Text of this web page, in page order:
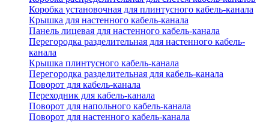
Коробка установочная для плинтусного кабель-канала
Крышка для настенного кабель-канала
Панель лицевая для настенного кабель-канала
Перегородка разделительная для настенного кабель-
канала
Крышка плинтусного кабель-канала
Перегородка разделительная для кабель-канала
Поворот для кабель-канала
Переходник для кабель-канала
Поворот для напольного кабель-канала
Поворот для настенного кабель-канала